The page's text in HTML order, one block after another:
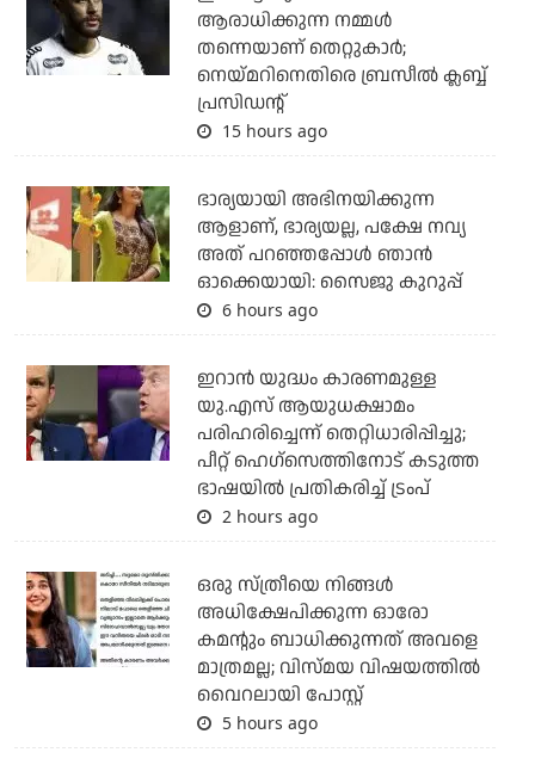
ആരാധിക്കുന്ന നമ്മള്‍
തന്നെയാണ് തെറ്റുകാര്‍;
നെയ്മറിനെതിരെ ബ്രസീല്‍ ക്ലബ്ബ്
പ്രസിഡന്റ്
15 hours ago
ഭാര്യയായി അഭിനയിക്കുന്ന
ആളാണ്, ഭാര്യയല്ല, പക്ഷേ നവ്യ
അത് പറഞ്ഞപ്പോള്‍ ഞാന്‍
ഓക്കെയായി: സൈജു കുറുപ്പ്
6 hours ago
ഇറാന്‍ യുദ്ധം കാരണമുള്ള
യു.എസ് ആയുധക്ഷാമം
പരിഹരിച്ചെന്ന് തെറ്റിധാരിപ്പിച്ചു;
പീറ്റ് ഹെഗ്‌സെത്തിനോട് കടുത്ത
ഭാഷയില്‍ പ്രതികരിച്ച് ട്രംപ്
2 hours ago
ഒരു സ്ത്രീയെ നിങ്ങള്‍
അധിക്ഷേപിക്കുന്ന ഓരോ
കമന്റും ബാധിക്കുന്നത് അവളെ
മാത്രമല്ല; വിസ്മയ വിഷയത്തില്‍
വൈറലായി പോസ്റ്റ്
5 hours ago